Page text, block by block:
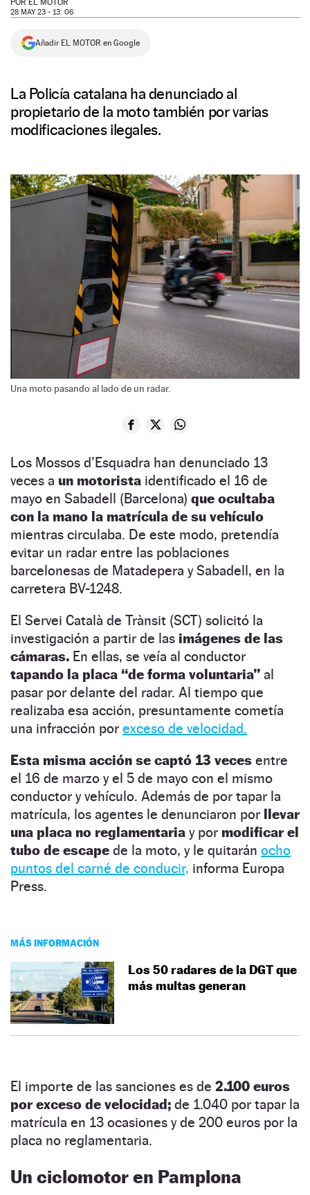
NEWSLETTER
POR EL MOTOR
28 MAY 23 - 13: 06
Añadir EL MOTOR en Google
La Policía catalana ha denunciado al
propietario de la moto también por varias
modificaciones ilegales.
Una moto pasando al lado de un radar.
Los Mossos d’Esquadra han denunciado 13
veces a un motorista identificado el 16 de
mayo en Sabadell (Barcelona) que ocultaba
con la mano la matrícula de su vehículo
mientras circulaba. De este modo, pretendía
evitar un radar entre las poblaciones
barcelonesas de Matadepera y Sabadell, en la
carretera BV-1248.
El Servei Català de Trànsit (SCT) solicitó la
investigación a partir de las imágenes de las
cámaras. En ellas, se veía al conductor
tapando la placa “de forma voluntaria” al
pasar por delante del radar. Al tiempo que
realizaba esa acción, presuntamente cometía
una infracción por exceso de velocidad.
Esta misma acción se captó 13 veces entre
el 16 de marzo y el 5 de mayo con el mismo
conductor y vehículo. Además de por tapar la
matrícula, los agentes le denunciaron por llevar
una placa no reglamentaria y por modificar el
tubo de escape de la moto, y le quitarán ocho
puntos del carné de conducir, informa Europa
Press.
MÁS INFORMACIÓN
Los 50 radares de la DGT que
más multas generan
El importe de las sanciones es de 2.100 euros
por exceso de velocidad; de 1.040 por tapar la
matrícula en 13 ocasiones y de 200 euros por la
placa no reglamentaria.
Un ciclomotor en Pamplona